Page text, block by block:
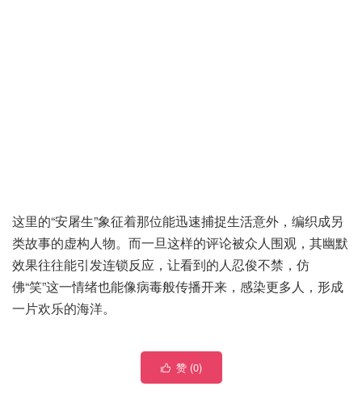
这里的“安屠生”象征着那位能迅速捕捉生活意外，编织成另
类故事的虚构人物。而一旦这样的评论被众人围观，其幽默
效果往往能引发连锁反应，让看到的人忍俊不禁，仿
佛“笑”这一情绪也能像病毒般传播开来，感染更多人，形成
一片欢乐的海洋。
 赞 (0)